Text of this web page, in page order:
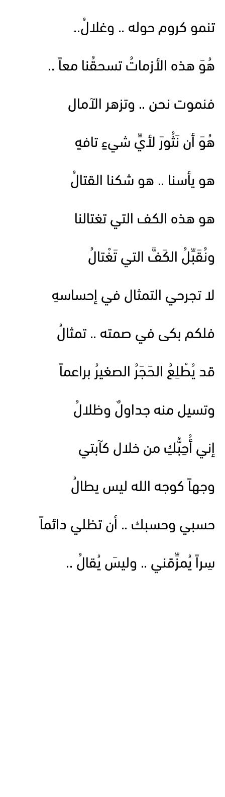
تنمو كروم حوله .. وغلالُ..
هُوَ هذه الأزماتُ تسحقُنا معاً ..
فنموت نحن .. وتزهر الآمال
هُوَ أن نَثُورَ لأيِّ شيءٍ تافهٍ
هو يأسنا .. هو شكنا القتالُ
هو هذه الكف التي تغتالنا
ونُقَبِّلُ الكَفَّ التي تَغْتالُ
لا تجرحي التمثال في إحساسهِ
فلكم بكى في صمته .. تمثالُ
قد يُطْلِعُ الحَجَرُ الصغيرُ براعماً
وتسيل منه جداولٌ وظلالُ
إني أُحِبُّكِ من خلال كآبتي
وجهاً كوجه الله ليس يطالُ
حسبي وحسبك .. أن تظلي دائماً
سِراً يُمزِّقني .. وليسَ يُقالُ ..